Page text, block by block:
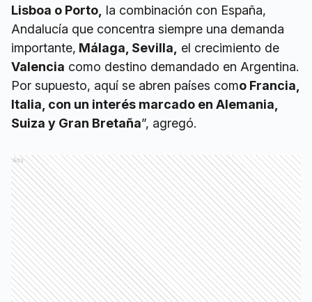
Lisboa o Porto, la combinación con España,
Andalucía que concentra siempre una demanda
importante, Málaga, Sevilla,
el crecimiento de
Valencia como destino demandado en Argentina.
Por supuesto, aquí se abren países como Francia,
Italia, con un interés marcado en Alemania,
Suiza y Gran Bretaña”, agregó.
Ads